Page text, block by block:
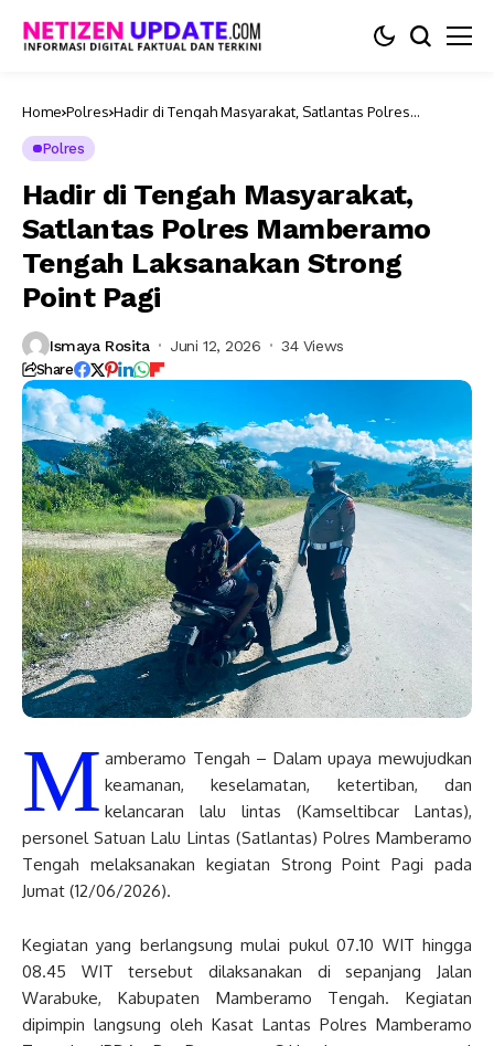
Home Polres Hadir di Tengah Masyarakat, Satlantas Polres
Polres
Hadir di Tengah Masyarakat,
Satlantas Polres Mamberamo
Tengah Laksanakan Strong
Point Pagi
Ismaya Rosita Juni 12, 2026 34 Views
Share
M amberamo Tengah – Dalam upaya mewujudkan
keamanan, keselamatan, ketertiban, dan
kelancaran lalu lintas (Kamseltibcar Lantas),
personel Satuan Lalu Lintas (Satlantas) Polres Mamberamo
Tengah melaksanakan kegiatan Strong Point Pagi pada
Jumat (12/06/2026).
Kegiatan yang berlangsung mulai pukul 07.10 WIT hingga
08.45 WIT tersebut dilaksanakan di sepanjang Jalan
Warabuke, Kabupaten Mamberamo Tengah. Kegiatan
dipimpin langsung oleh Kasat Lantas Polres Mamberamo